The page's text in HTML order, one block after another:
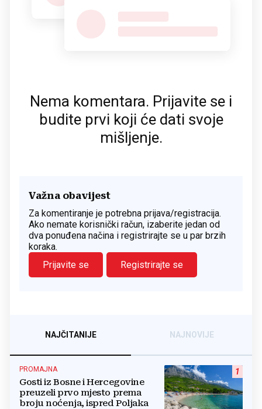
Nema komentara. Prijavite se i
budite prvi koji će dati svoje
mišljenje.
Važna obavijest
Za komentiranje je potrebna prijava/registracija.
Ako nemate korisnički račun, izaberite jedan od
dva ponuđena načina i registrirajte se u par brzih
koraka.
Prijavite se
Registrirajte se
NAJČITANIJE NAJNOVIJE
1
PROMAJNA
Gosti iz Bosne i Hercegovine
preuzeli prvo mjesto prema
broju noćenja, ispred Poljaka